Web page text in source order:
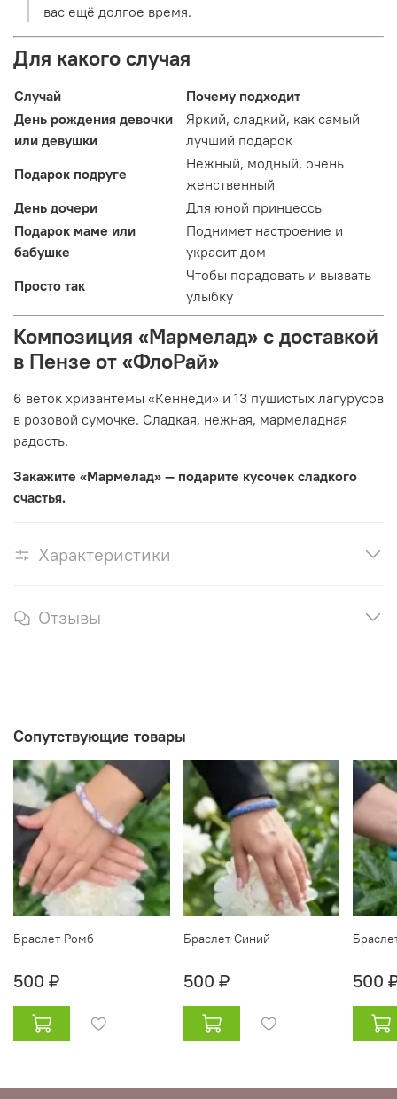
вас ещё долгое время.
Для какого случая
Случай
Почему подходит
День рождения девочки
или девушки
Яркий, сладкий, как самый
лучший подарок
Подарок подруге
Нежный, модный, очень
женственный
День дочери
Для юной принцессы
Подарок маме или
бабушке
Поднимет настроение и
украсит дом
Просто так
Чтобы порадовать и вызвать
улыбку
Композиция «Мармелад» с доставкой
в Пензе от «ФлоРай»
6 веток хризантемы «Кеннеди» и 13 пушистых лагурусов
в розовой сумочке. Сладкая, нежная, мармеладная
радость.
Закажите «Мармелад» — подарите кусочек сладкого
счастья.
Характеристики
Отзывы
Сопутствующие товары
Браслет Ромб
500 ₽
Браслет Синий
500 ₽ 500